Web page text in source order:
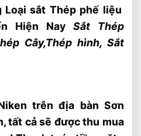
Loại sắt Thép phế liệu
Hiện Nay Sắt Thép
Cây,Thép hình, Sắt
trên địa bàn Sơn
tất cả sẽ được thu mua